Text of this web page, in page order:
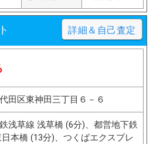
詳細＆自己査定
田区東神田三丁目６－６
浅草線 浅草橋 (6分)、都営地下鉄
本橋 (13分)、つくばエクスプレ